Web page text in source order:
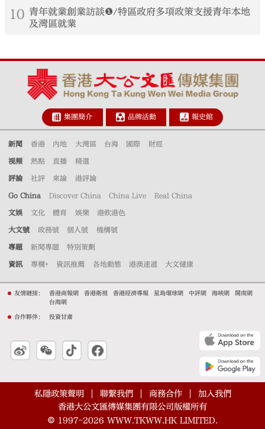
10 青年就業創業訪談❶/特區政府多項政策支援青年本地
及灣區就業
集團簡介 品牌活動 報史館
新聞 香港 內地 大灣區 台海 國際 財經
視頻 熱點 直播 精選
評論 社評 來論 港評論
Go China Discover China China Live Real China
文娛 文化 體育 娛樂 港飲港色
大文號 政務號 個人號 機構號
專題 新聞專題 特別策劃
資訊 專欄+ 資訊推薦 各地動態 港澳速遞 大文健康
友情鏈接： 香港商報網 香港衛視 香港經濟導報 星島環球網 中評網 海峽網
閩南網
台海網
合作夥伴： 投資甘肅
私隱政策聲明 聯繫我們 商務合作
加入我們
香港大公文匯傳媒集團有限公司版權所有
© 1997-2026 WWW.TKWW.HK LIMITED.